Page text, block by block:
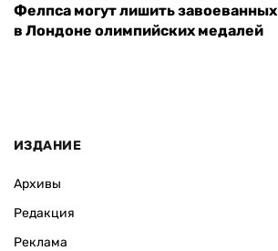
Фелпса могут лишить завоеванных
в Лондоне олимпийских медалей
ИЗДАНИЕ
Архивы
Редакция
Реклама